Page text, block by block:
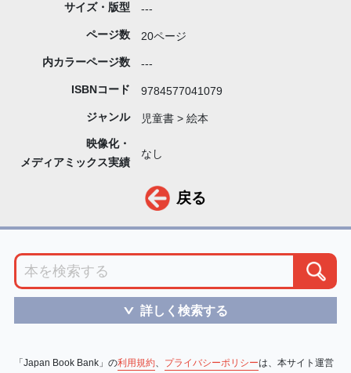
サイズ・版型 ---
ページ数 20ページ
内カラーページ数 ---
ISBNコード 9784577041079
ジャンル 児童書 > 絵本
映像化・
メディアミックス実績
なし
戻る
＞ 詳しく検索する
「Japan Book Bank」の利用規約、 プライバシーポリシーは、本サイト運営